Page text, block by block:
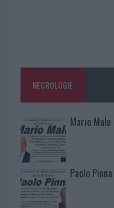
NECROLOGIE
Mario Malu
Paolo Pinna